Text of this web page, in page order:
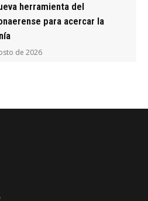
herramienta del
para acercar la
de 2026